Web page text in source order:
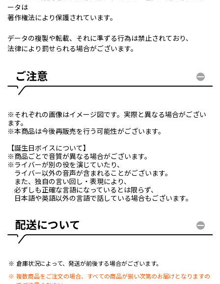
ータは
著作権法により保護されています。
データの複製や転載、それに準ずる行為は禁止されており、
法律により罰せられる場合がございます。
ご注意
※それぞれの画像はイメージ図です。実際と異なる場合がござい
ます。
※本商品は今後再販売を行う可能性がございます。
【誕生日ボイスについて】
※商品ごとで音質が異なる場合がございます。
※ライバーが別の役を演じていたり、
ライバー以外の音声が含まれることがございます。
また、独自の言い回し・表現により、
必ずしも正確な言語になっているとは限らず、
日本語や英語以外の言語で話している場合もございます。
配送について
倉庫状況によって、発送が前後する場合がございます。
複数商品をご注文の場合、すべての商品が揃い次第のお届けとなりますの